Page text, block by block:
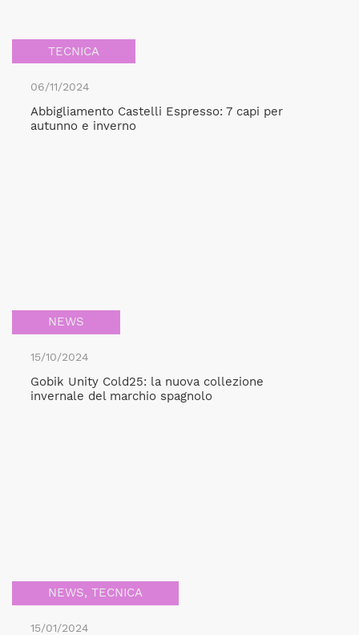
TECNICA
06/11/2024
Abbigliamento Castelli Espresso: 7 capi per
autunno e inverno
NEWS
15/10/2024
Gobik Unity Cold25: la nuova collezione
invernale del marchio spagnolo
NEWS, TECNICA
15/01/2024